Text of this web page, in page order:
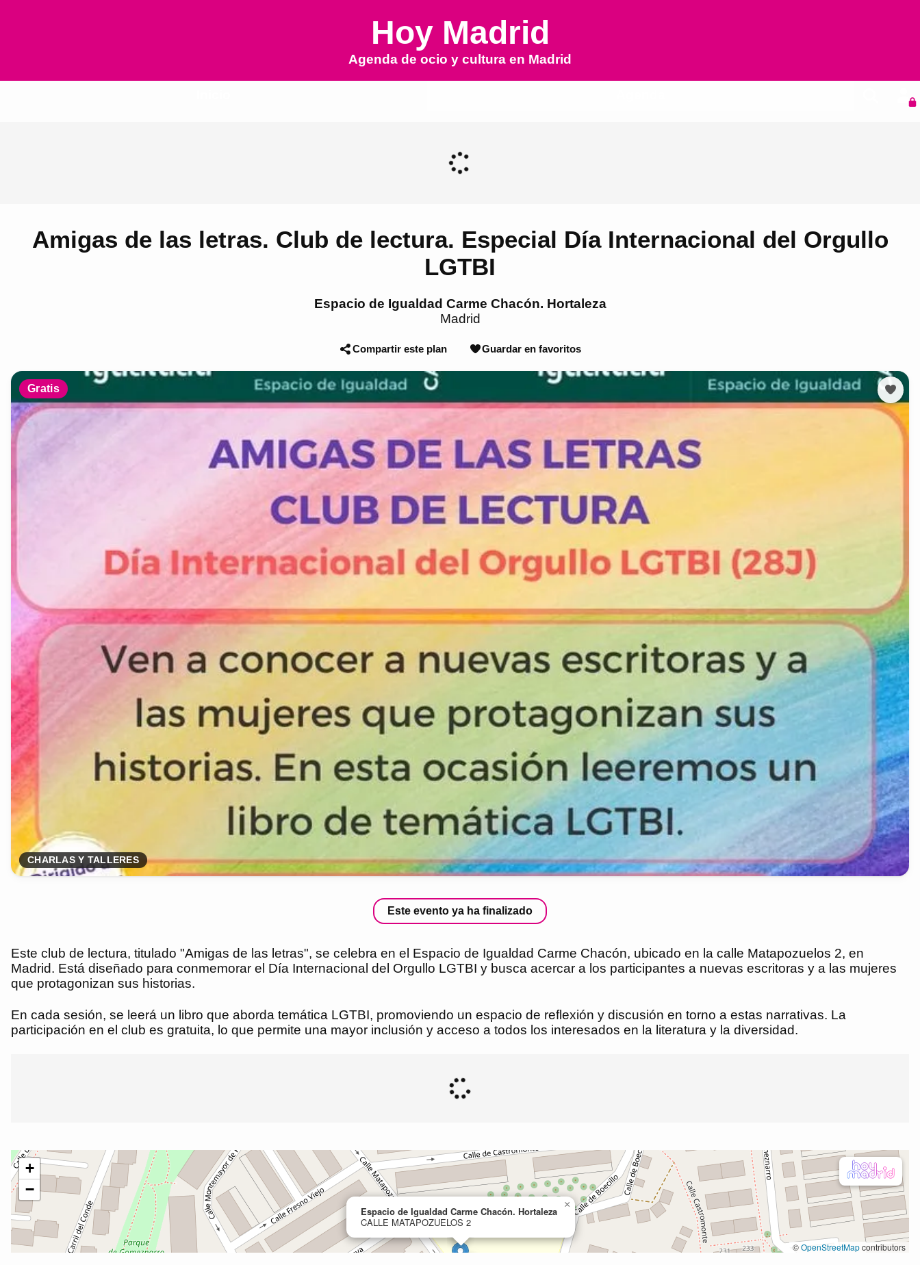
Hoy Madrid
Agenda de ocio y cultura en Madrid
Amigas de las letras. Club de lectura. Especial Día Internacional del Orgullo
LGTBI
Espacio de Igualdad Carme Chacón. Hortaleza
Madrid
Compartir este plan Guardar en favoritos
Gratis
CHARLAS Y TALLERES
Este evento ya ha finalizado
Este club de lectura, titulado "Amigas de las letras", se celebra en el Espacio de Igualdad Carme Chacón, ubicado en la calle Matapozuelos 2, en
Madrid. Está diseñado para conmemorar el Día Internacional del Orgullo LGTBI y busca acercar a los participantes a nuevas escritoras y a las mujeres
que protagonizan sus historias.
En cada sesión, se leerá un libro que aborda temática LGTBI, promoviendo un espacio de reflexión y discusión en torno a estas narrativas. La
participación en el club es gratuita, lo que permite una mayor inclusión y acceso a todos los interesados en la literatura y la diversidad.